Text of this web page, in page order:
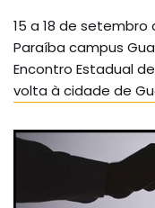
15 a 18 de setembro
Paraíba campus
Encontro Estadual
volta à cidade de